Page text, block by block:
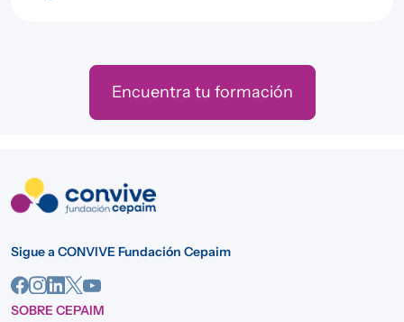
Encuentra tu formación
Sigue a CONVIVE Fundación Cepaim
SOBRE CEPAIM